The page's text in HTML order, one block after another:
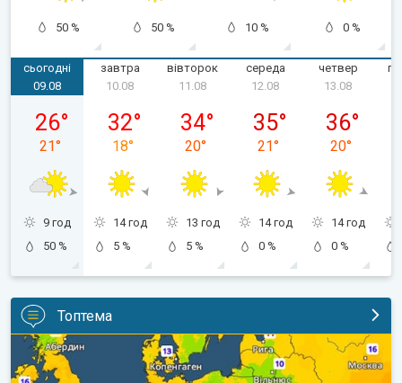
50 % 50 % 10 % 0 %
сьогодні
неділя, 09.08
09.08
26°
21°
9 год
50 %
завтра
10.08
32°
18°
14 год
5 %
вівторок
11.08
34°
20°
13 год
5 %
середа
12.08
35°
21°
14 год
0 %
четвер
13.08
36°
20°
14 год
0 %
Топтема
Наближаються прохолодніші ночі. Дихати стане легше. . .